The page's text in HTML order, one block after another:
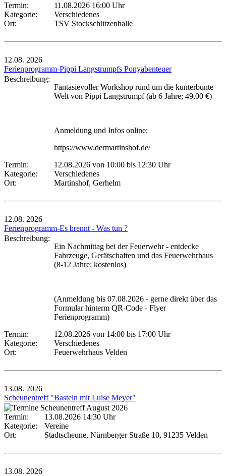
Termin:
11.08.2026 16:00 Uhr
Kategorie:
Verschiedenes
Ort:
TSV Stockschützenhalle
12.08. 2026
Ferienprogramm-Pippi Langstrumpfs Ponyabenteuer
Beschreibung:
Fantasievoller Workshop rund um die kunterbunte
Welt von Pippi Langstrumpf (ab 6 Jahre; 49,00 €)
Anmeldung und Infos online:
https://www.dermartinshof.de/
Termin:
12.08.2026 von 10:00 bis 12:30 Uhr
Kategorie:
Verschiedenes
Ort:
Martinshof, Gerhelm
12.08. 2026
Ferienprogramm-Es brennt - Was tun ?
Beschreibung:
Ein Nachmittag bei der Feuerwehr - entdecke
Fahrzeuge, Gerätschaften und das Feuerwehrhaus
(8-12 Jahre; kostenlos)
(Anmeldung bis 07.08.2026 - gerne direkt über das
Formular hinterm QR-Code - Flyer
Ferienprogramm)
Termin:
12.08.2026 von 14:00 bis 17:00 Uhr
Kategorie:
Verschiedenes
Ort:
Feuerwehrhaus Velden
13.08. 2026
Scheunentreff "Basteln mit Luise Meyer"
Termin:
13.08.2026 14:30 Uhr
Kategorie:
Vereine
Ort:
Stadtscheune, Nürnberger Straße 10, 91235 Velden
13.08. 2026